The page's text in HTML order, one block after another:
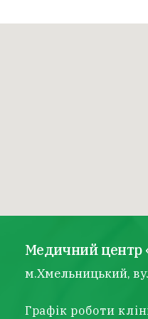
Медичний центр
м.Хмельницький,
Графік роботи